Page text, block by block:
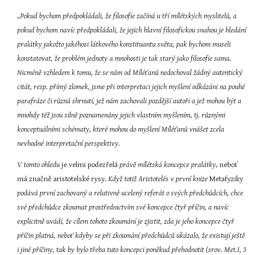
„Pokud bychom předpokládali, že filosofie začíná u tří mílétských myslitelů, a
pokud bychom navíc předpokládali, že jejich hlavní filosofickou snahou je hledání
pralátky jakožto jakéhosi látkového konstituantu světa, pak bychom museli
konstatovat, že problém jednoty a mnohosti je tak starý jako filosofie sama.
Nicméně vzhledem k tomu, že se nám od Míléťanů nedochoval žádný autentický
citát, resp. přímý zlomek, jsme při interpretaci jejich myšlení odkázáni na pouhé
parafráze či různá shrnutí, jež nám zachovali pozdější autoři a jež mohou být a
mnohdy též jsou silně poznamenány jejich vlastním myšlením, tj. různými
konceptuálními schématy, které mohou do myšlení Míléťanů vnášet zcela
nevhodné interpretační perspektivy.
V tomto ohledu je velmi podezřelá právě mílétská koncepce pralátky, neboť
má značně aristotelské rysy. Když totiž Aristotelés v první knize
podává první zachovaný a relativně ucelený referát o svých předchůdcích, chce
své předchůdce zkoumat prostřednictvím své koncepce čtyř příčin, a navíc
explicitně uvádí, že cílem tohoto zkoumání je zjistit, zda je jeho koncepce čtyř
příčin platná, neboť kdyby se při zkoumání předchůdců ukázalo, že existují ještě
i jiné příčiny, tak by bylo třeba tuto koncepci poněkud přehodnotit (srov. Met.I, 3